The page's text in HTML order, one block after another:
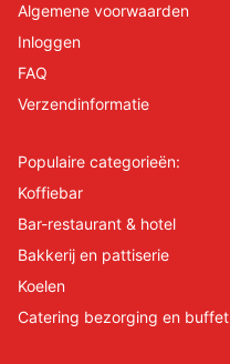
Algemene voorwaarden
Inloggen
FAQ
Verzendinformatie
Populaire categorieën:
Koffiebar
Bar-restaurant & hotel
Bakkerij en pattiserie
Koelen
Catering bezorging en buffet